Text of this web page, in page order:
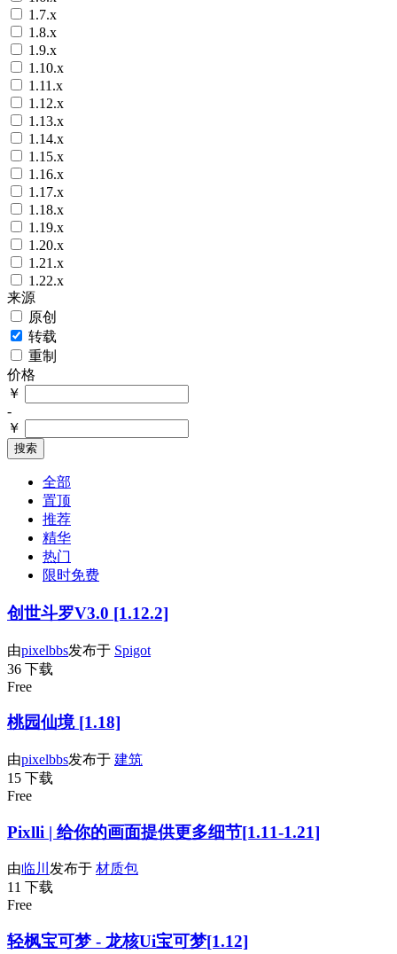
1.7.x
1.8.x
1.9.x
1.10.x
1.11.x
1.12.x
1.13.x
1.14.x
1.15.x
1.16.x
1.17.x
1.18.x
1.19.x
1.20.x
1.21.x
1.22.x
来源
原创
转载
重制
价格
￥
-
￥
搜索
全部
置顶
推荐
精华
热门
限时免费
创世斗罗V3.0 [1.12.2]
由pixelbbs发布于 Spigot
36 下载
Free
桃园仙境 [1.18]
由pixelbbs发布于 建筑
15 下载
Free
Pixlli | 给你的画面提供更多细节[1.11-1.21]
由临川 发布于 材质包
11 下载
Free
轻枫宝可梦 - 龙核Ui宝可梦[1.12]